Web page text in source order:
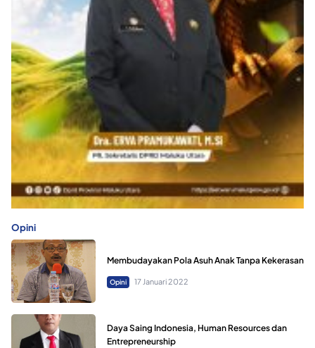
Opini
Membudayakan Pola Asuh Anak Tanpa Kekerasan
Opini 17 Januari 2022
Daya Saing Indonesia, Human Resources dan
Entrepreneurship